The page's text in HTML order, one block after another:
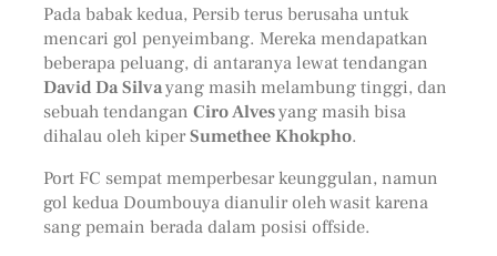
Pada babak kedua, Persib terus berusaha untuk
mencari gol penyeimbang. Mereka mendapatkan
beberapa peluang, di antaranya lewat tendangan
David Da Silvayang masih melambung tinggi, dan
sebuah tendangan Ciro Alvesyang masih bisa
dihalau oleh kiperSumethee Khokpho.
Port FC sempat memperbesar keunggulan, namun
gol kedua Doumbouya dianulir oleh wasit karena
sang pemain berada dalam posisi offside.